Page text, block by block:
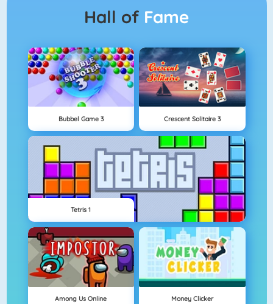
Hall of Fame
Bubbel Game 3 Crescent Solitaire 3
Tetris 1
Among Us Online Money Clicker